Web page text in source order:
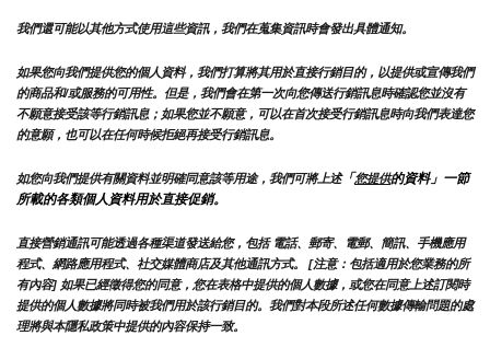
我們還可能以其他方式使用這些資訊，我們在蒐集資訊時會發出具體通知。
如果您向我們提供您的個人資料，我們打算將其用於直接行銷目的，以提供或宣傳我們
的商品和/或服務的可用性。但是，我們會在第一次向您傳送行銷訊息時確認您並沒有
不願意接受該等行銷訊息；如果您並不願意，可以在首次接受行銷訊息時向我們表達您
的意願，也可以在任何時候拒絕再接受行銷訊息。
如您向我們提供有關資料並明確同意該等用途，我們可將上述「您提供的資料」一節
所載的各類個人資料用於直接促銷。
直接營銷通訊可能透過各種渠道發送給您，包括 電話、郵寄、電郵、簡訊、手機應用
程式、網路應用程式、社交媒體商店及其他通訊方式。 [注意：包括適用於您業務的所
有內容] 如果已經徵得您的同意，您在表格中提供的個人數據，或您在同意上述訂閱時
提供的個人數據將同時被我們用於該行銷目的。我們對本段所述任何數據傳輸問題的處
理將與本隱私政策中提供的內容保持一致。